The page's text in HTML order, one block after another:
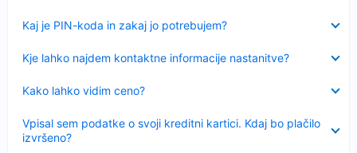
Kaj je PIN-koda in zakaj jo potrebujem?
Kje lahko najdem kontaktne informacije nastanitve?
Kako lahko vidim ceno?
Vpisal sem podatke o svoji kreditni kartici. Kdaj bo plačilo
izvršeno?